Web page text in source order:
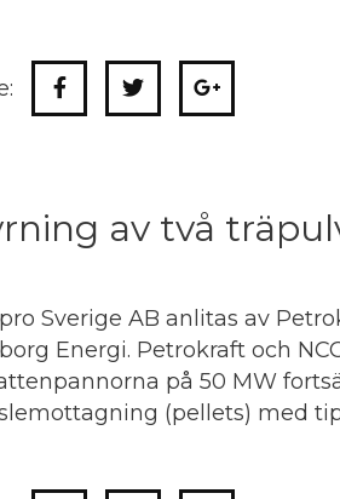
av två
Sverige AB anlitas av
Energi. Petrokraft och
på 50 MW
(pellets) med